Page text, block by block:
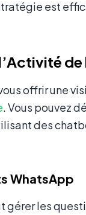
est
de
offrir une
. Vous pouvez
des
WhatsApp
gérer les